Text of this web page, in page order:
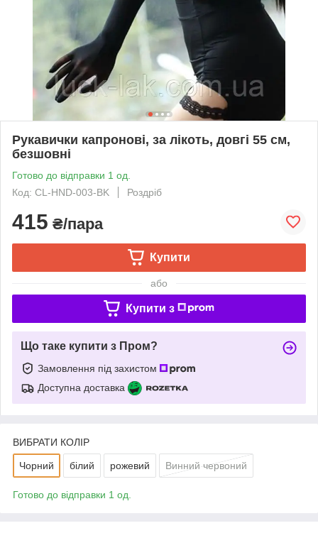
Рукавички капронові, за лікоть, довгі 55 см,
безшовні
Готово до відправки 1 од.
Код: СL-HND-003-BK
Роздріб
415 ₴/пара
Купити
або
Купити з
Що таке купити з Пром?
Замовлення під захистом
Доступна доставка
ВИБРАТИ КОЛІР
Чорний білий рожевий Винний червоний
Готово до відправки 1 од.